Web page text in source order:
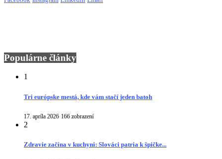
Populárne články
1
Tri európske mestá, kde vám stačí jeden batoh
17. apríla 2026 166 zobrazení
2
Zdravie začína v kuchyni: Slováci patria k špičke...